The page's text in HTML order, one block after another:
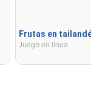
Frutas en
Juego en línea